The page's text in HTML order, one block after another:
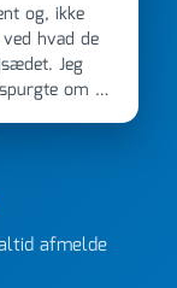
hvad de
Jeg
om de
Jeg
kom dagen
og næste
dem
fra Rene
afmelde